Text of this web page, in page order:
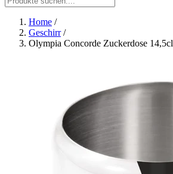
Home /
Geschirr/
Olympia Concorde Zuckerdose 14,5cl